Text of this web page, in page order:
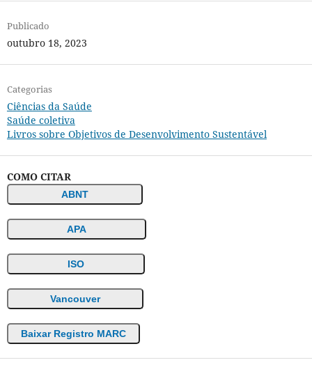
Publicado
outubro 18, 2023
Categorias
Ciências da Saúde
Saúde coletiva
Livros sobre Objetivos de Desenvolvimento Sustentável
COMO CITAR
ABNT
APA
ISO
Vancouver
Baixar Registro MARC